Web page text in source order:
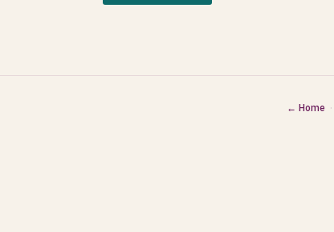
← Home ·